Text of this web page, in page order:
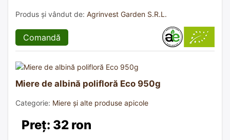
Produs și vândut de: Agrinvest Garden S.R.L.
Comandă
Miere de albină polifloră Eco 950g
Categorie: Miere și alte produse apicole
Preț: 32 ron